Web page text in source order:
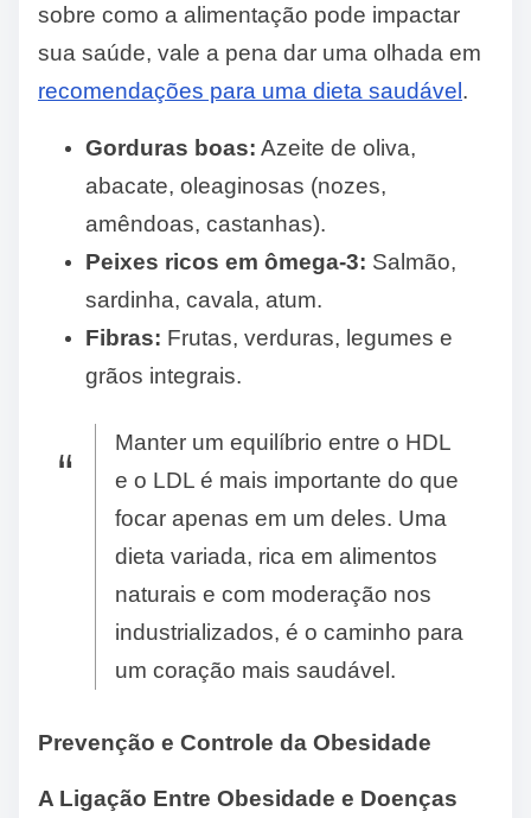
sobre como a alimentação pode impactar
sua saúde, vale a pena dar uma olhada em
recomendações para uma dieta saudável .
Gorduras boas: Azeite de oliva,
abacate, oleaginosas (nozes,
amêndoas, castanhas).
Peixes ricos em ômega-3: Salmão,
sardinha, cavala, atum.
Fibras: Frutas, verduras, legumes e
grãos integrais.
Manter um equilíbrio entre o HDL
e o LDL é mais importante do que
focar apenas em um deles. Uma
dieta variada, rica em alimentos
naturais e com moderação nos
industrializados, é o caminho para
um coração mais saudável.
Prevenção e Controle da Obesidade
A Ligação Entre Obesidade e Doenças